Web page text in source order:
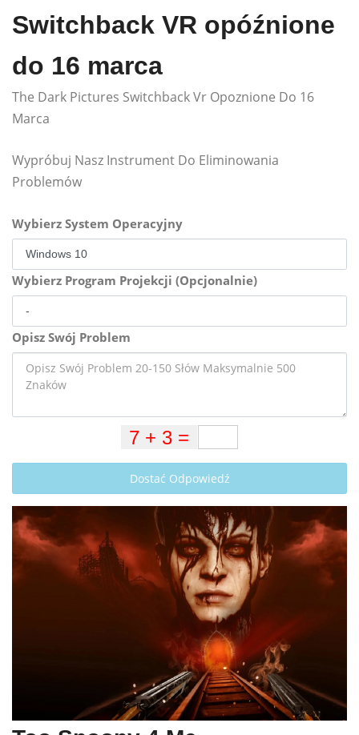
Switchback VR opóźnione
do 16 marca
The Dark Pictures Switchback Vr Opoznione Do 16
Marca
Wypróbuj Nasz Instrument Do Eliminowania
Problemów
Wybierz System Operacyjny
Wybierz Program Projekcji (Opcjonalnie)
Opisz Swój Problem
Dostać Odpowiedź